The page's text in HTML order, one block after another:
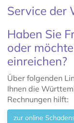
Service der
Haben Sie
oder
einreichen?
Über folgenden
Ihnen die
Rechnungen hilft:
zur online